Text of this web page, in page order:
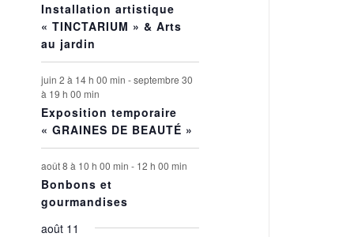
Installation artistique
« TINCTARIUM » & Arts
au jardin
juin 2 à 14 h 00 min -septembre 30
à 19 h 00 min
Exposition temporaire
« GRAINES DE BEAUTÉ »
août 8 à 10 h 00 min - 12 h 00 min
Bonbons et
gourmandises
août 11